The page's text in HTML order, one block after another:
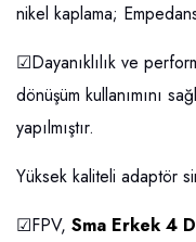
nikel kaplama;
☑Dayanıklılık ve
dönüşüm kullanımını
yapılmıştır.
Yüksek kaliteli adaptör
☑FPV, Sma Erkek 4